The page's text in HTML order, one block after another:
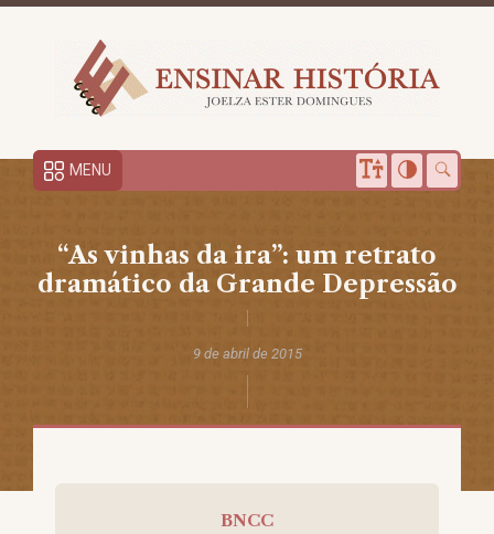
MENU
“As vinhas da ira”: um retrato
dramático da Grande Depressão
9 de abril de 2015
BNCC